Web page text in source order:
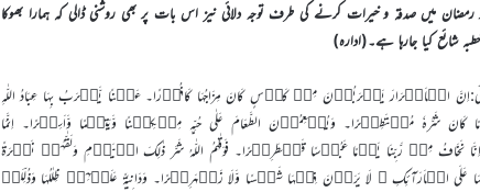
میں صدقہ و خیرات کرنے کی طرف توجہ دلائی نیز اس بات پر بھی روشنی ڈالی کہ ہمارا بھوکا
شائع کیا جارہا ہے۔(ادارہ)
فرمائی:اِنَّ الۡاَبۡرَارَ یَشۡرَبُوۡنَ مِنۡ کَاۡسٍ کَانَ مِزَاجُہَا کَافُوۡرًا۔ عَیۡنًا یَّشۡرَبُ بِہَا عِبَادُ اللّٰہِ
شَرُّہٗ مُسۡتَطِیۡرًا۔ وَیُطۡعِمُوۡنَ الطَّعَامَ عَلٰی حُبِّہٖ مِسۡکِیۡنًا وَّیَتِیۡمًا وَّاَسِیۡرًا۔ اِنَّمَا
نَخَافُ مِنۡ رَّبِّنَا یَوۡمًا عَبُوۡسًا قَمۡطَرِیۡرًا۔ فَوَقٰہُمُ اللّٰہُ شَرَّ ذٰلِکَ الۡیَوۡمِ وَلَقّٰہُمۡ نَضۡرَۃً
عَلَی الۡاَرَآئِکِ ۚ لَا یَرَوۡنَ فِیۡہَا شَمۡسًا وَّلَا زَمۡہَرِیۡرًا۔ وَدَانِیَۃً عَلَیۡہِمۡ ظِلٰلُہَا وَذُلِّلَتۡ